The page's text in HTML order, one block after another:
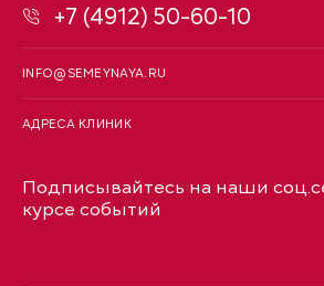
+7 (4912) 50-60-10
INFO@SEMEYNAYA.RU
АДРЕСА КЛИНИК
Подписывайтесь на наши
курсе событий